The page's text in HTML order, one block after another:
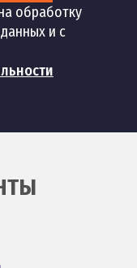
обработку
и с